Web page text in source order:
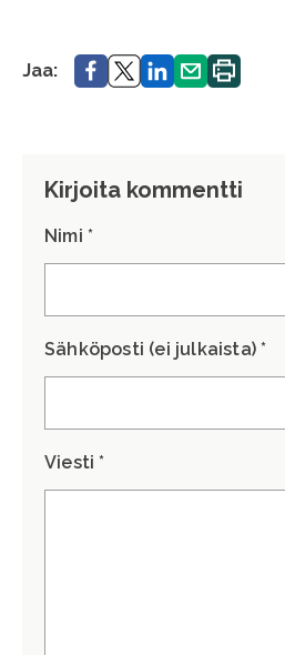
Jaa: Jaa. Jaa.Jaa. Jaa. Tulosta
sivu.
Kirjoita kommentti
Nimi *
Sähköposti (ei julkaista) *
Viesti *